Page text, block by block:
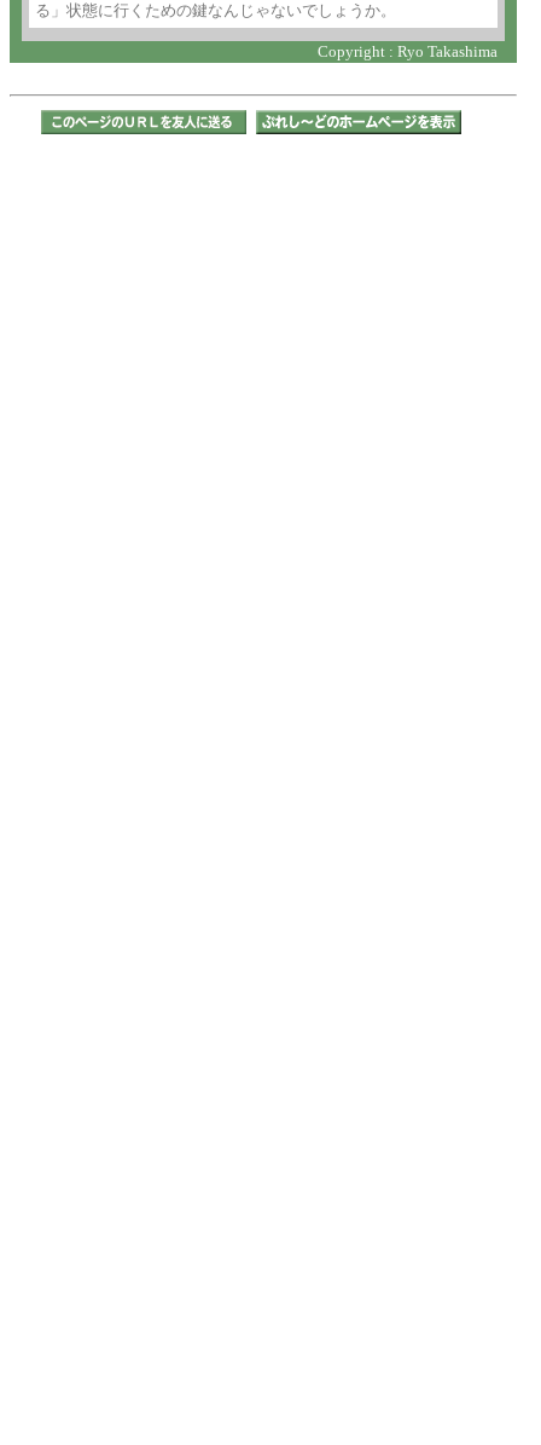
る」状態に行くための鍵なんじゃないでしょうか。
Copyright : Ryo Takashima